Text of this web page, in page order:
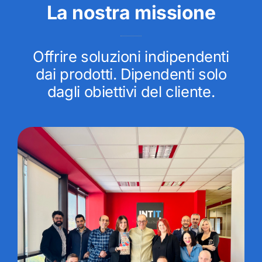
La nostra missione
Offrire soluzioni indipendenti
dai prodotti. Dipendenti solo
dagli obiettivi del cliente.